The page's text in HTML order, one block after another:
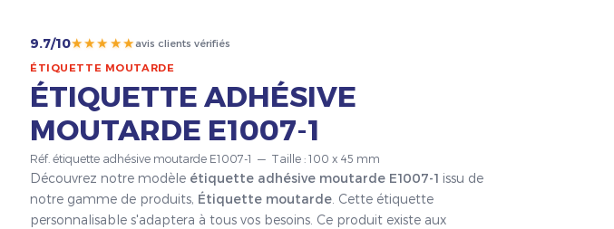
9.7/10★★★★★avis clients vérifiés
ÉTIQUETTE MOUTARDE
ÉTIQUETTE ADHÉSIVE
MOUTARDE E1007-1
Réf. étiquette adhésive moutarde E1007-1 — Taille : 100 x 45 mm
Découvrez notre modèle étiquette adhésive moutarde E1007-1 issu de
notre gamme de produits, Étiquette moutarde . Cette étiquette
personnalisable s'adaptera à tous vos besoins. Ce produit existe aux